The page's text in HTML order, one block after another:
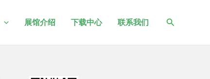
展馆介绍 下载中心 联系我们
搜